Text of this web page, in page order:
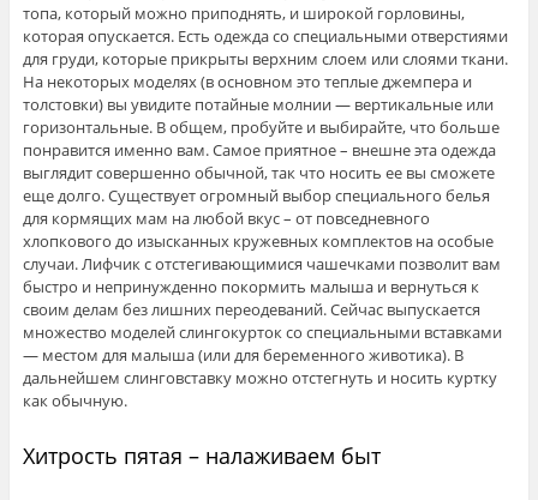
топа, который можно приподнять, и широкой горловины,
которая опускается. Есть одежда со специальными отверстиями
для груди, которые прикрыты верхним слоем или слоями ткани.
На некоторых моделях (в основном это теплые джемпера и
толстовки) вы увидите потайные молнии — вертикальные или
горизонтальные. В общем, пробуйте и выбирайте, что больше
понравится именно вам. Самое приятное – внешне эта одежда
выглядит совершенно обычной, так что носить ее вы сможете
еще долго. Существует огромный выбор специального белья
для кормящих мам на любой вкус – от повседневного
хлопкового до изысканных кружевных комплектов на особые
случаи. Лифчик с отстегивающимися чашечками позволит вам
быстро и непринужденно покормить малыша и вернуться к
своим делам без лишних переодеваний. Сейчас выпускается
множество моделей слингокурток со специальными вставками
— местом для малыша (или для беременного животика). В
дальнейшем слинговставку можно отстегнуть и носить куртку
как обычную.
Хитрость пятая – налаживаем быт